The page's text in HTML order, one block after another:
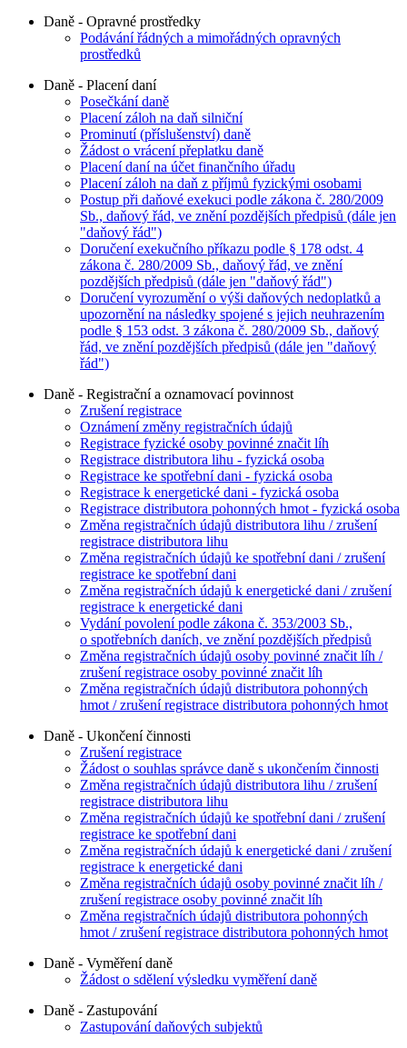
Daně - Opravné prostředky
Podávání řádných a mimořádných opravných
prostředků
Daně - Placení daní
Posečkání daně
Placení záloh na daň silniční
Prominutí (příslušenství) daně
Žádost o vrácení přeplatku daně
Placení daní na účet finančního úřadu
Placení záloh na daň z příjmů fyzickými osobami
Postup při daňové exekuci podle zákona č. 280/2009
Sb., daňový řád, ve znění pozdějších předpisů (dále jen
"daňový řád")
Doručení exekučního příkazu podle § 178 odst. 4
zákona č. 280/2009 Sb., daňový řád, ve znění
pozdějších předpisů (dále jen "daňový řád")
Doručení vyrozumění o výši daňových nedoplatků a
upozornění na následky spojené s jejich neuhrazením
podle § 153 odst. 3 zákona č. 280/2009 Sb., daňový
řád, ve znění pozdějších předpisů (dále jen "daňový
řád")
Daně - Registrační a oznamovací povinnost
Zrušení registrace
Oznámení změny registračních údajů
Registrace fyzické osoby povinné značit líh
Registrace distributora lihu - fyzická osoba
Registrace ke spotřební dani - fyzická osoba
Registrace k energetické dani - fyzická osoba
Registrace distributora pohonných hmot - fyzická osoba
Změna registračních údajů distributora lihu / zrušení
registrace distributora lihu
Změna registračních údajů ke spotřební dani / zrušení
registrace ke spotřební dani
Změna registračních údajů k energetické dani / zrušení
registrace k energetické dani
Vydání povolení podle zákona č. 353/2003 Sb.,
o spotřebních daních, ve znění pozdějších předpisů
Změna registračních údajů osoby povinné značit líh /
zrušení registrace osoby povinné značit líh
Změna registračních údajů distributora pohonných
hmot / zrušení registrace distributora pohonných hmot
Daně - Ukončení činnosti
Zrušení registrace
Žádost o souhlas správce daně s ukončením činnosti
Změna registračních údajů distributora lihu / zrušení
registrace distributora lihu
Změna registračních údajů ke spotřební dani / zrušení
registrace ke spotřební dani
Změna registračních údajů k energetické dani / zrušení
registrace k energetické dani
Změna registračních údajů osoby povinné značit líh /
zrušení registrace osoby povinné značit líh
Změna registračních údajů distributora pohonných
hmot / zrušení registrace distributora pohonných hmot
Daně - Vyměření daně
Žádost o sdělení výsledku vyměření daně
Daně - Zastupování
Zastupování daňových subjektů